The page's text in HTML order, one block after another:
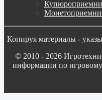
Копируя материалы -
© 2010 - 2026
информации по